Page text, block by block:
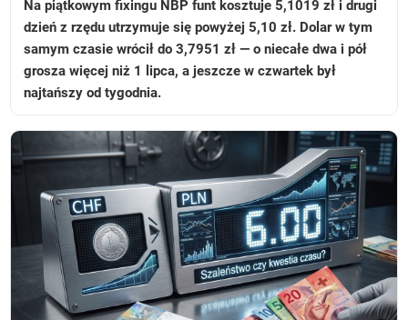
Na piątkowym fixingu NBP funt kosztuje 5,1019 zł i drugi
dzień z rzędu utrzymuje się powyżej 5,10 zł. Dolar w tym
samym czasie wrócił do 3,7951 zł — o niecałe dwa i pół
grosza więcej niż 1 lipca, a jeszcze w czwartek był
najtańszy od tygodnia.